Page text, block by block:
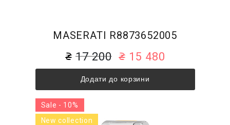
MASERATI R8873652005
17 200 15 480
Додати до корзини
Sale - 10%
New collection